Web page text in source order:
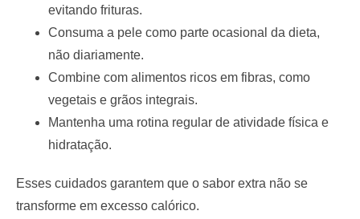
evitando frituras.
Consuma a pele como parte ocasional da dieta,
não diariamente.
Combine com alimentos ricos em fibras, como
vegetais e grãos integrais.
Mantenha uma rotina regular de atividade física e
hidratação.
Esses cuidados garantem que o sabor extra não se
transforme em excesso calórico.